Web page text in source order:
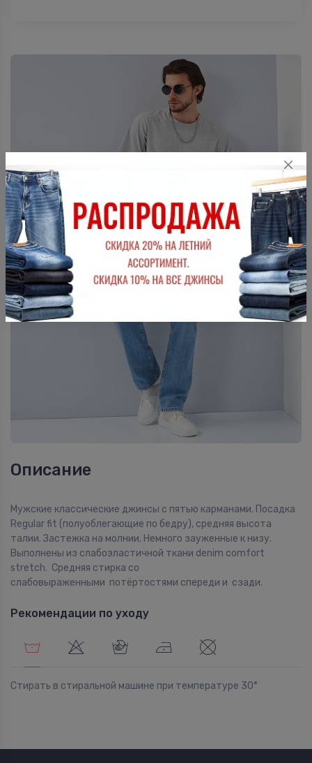
Описание
Мужские классические джинсы с пятью карманами. Посадка
Regular fit (полуоблегающие по бедру), средняя высота
талии. Застежка на молнии. Немного зауженные к низу.
Выполнены из слабоэластичной ткани denim comfort
stretch. Средняя стирка со
слабовыраженными потёртостями спереди и сзади.
Рекомендации по уходу
Стирать в стиральной машине при температуре 30°